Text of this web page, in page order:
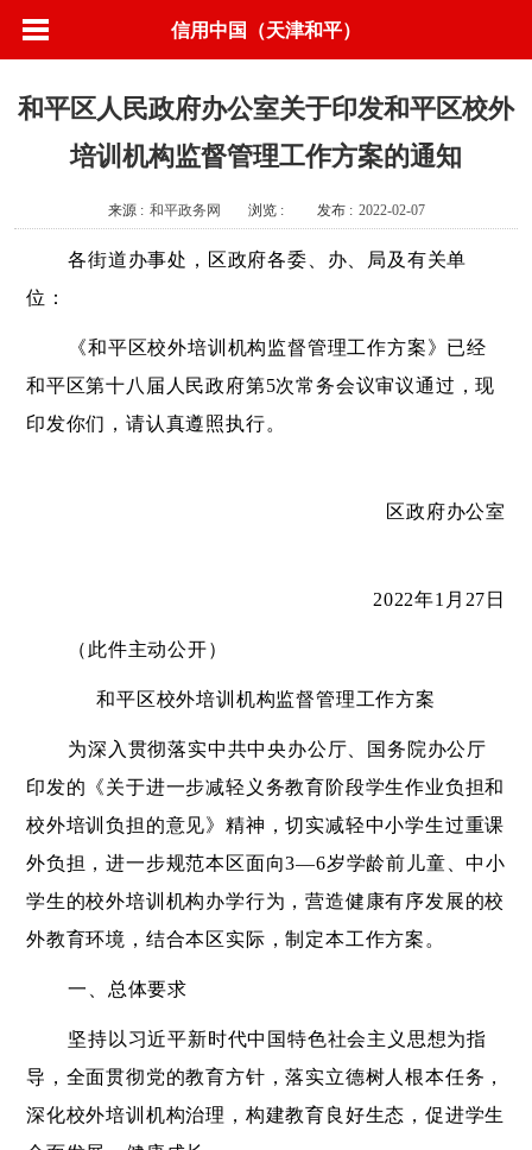
信用中国（天津和平）
和平区人民政府办公室关于印发和平区校外
培训机构监督管理工作方案的通知
来源 : 和平政务网 浏览 : 发布 : 2022-02-07
各街道办事处，区政府各委、办、局及有关单
位：
《和平区校外培训机构监督管理工作方案》已经
和平区第十八届人民政府第5次常务会议审议通过，现
印发你们，请认真遵照执行。
区政府办公室
2022年1月27日
（此件主动公开）
和平区校外培训机构监督管理工作方案
为深入贯彻落实中共中央办公厅、国务院办公厅
印发的《关于进一步减轻义务教育阶段学生作业负担和
校外培训负担的意见》精神，切实减轻中小学生过重课
外负担，进一步规范本区面向3—6岁学龄前儿童、中小
学生的校外培训机构办学行为，营造健康有序发展的校
外教育环境，结合本区实际，制定本工作方案。
一、总体要求
坚持以习近平新时代中国特色社会主义思想为指
导，全面贯彻党的教育方针，落实立德树人根本任务，
深化校外培训机构治理，构建教育良好生态，促进学生